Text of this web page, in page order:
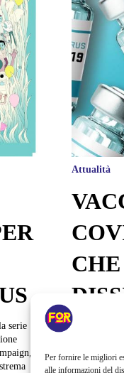
Per fornire le migliori
alle informazioni del
serie
Attualità
Vaccino
risultato in
la sua